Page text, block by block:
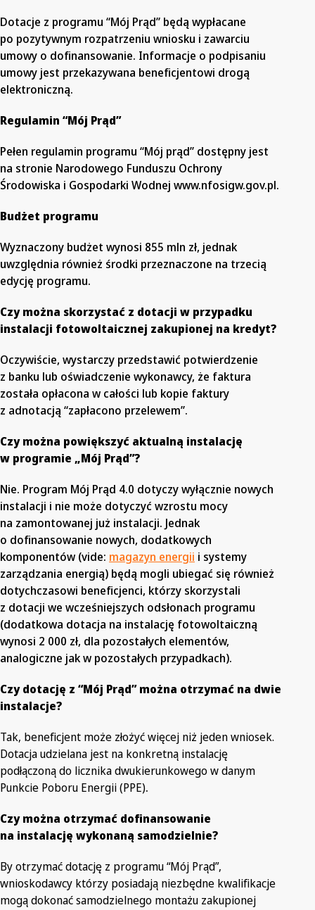
Dotacje z programu “Mój Prąd” będą wypłacane
po pozytywnym rozpatrzeniu wniosku i zawarciu
umowy o dofinansowanie. Informacje o podpisaniu
umowy jest przekazywana beneficjentowi drogą
elektroniczną.
Regulamin “Mój Prąd”
Pełen regulamin programu “Mój prąd” dostępny jest
na stronie Narodowego Funduszu Ochrony
Środowiska i Gospodarki Wodnej www.nfosigw.gov.pl.
Budżet programu
Wyznaczony budżet wynosi 855 mln zł, jednak
uwzględnia również środki przeznaczone na trzecią
edycję programu.
Czy można skorzystać z dotacji w przypadku
instalacji fotowoltaicznej zakupionej na kredyt?
Oczywiście, wystarczy przedstawić potwierdzenie
z banku lub oświadczenie wykonawcy, że faktura
została opłacona w całości lub kopie faktury
z adnotacją “zapłacono przelewem”.
Czy można powiększyć aktualną instalację
w programie „Mój Prąd”?
Nie. Program Mój Prąd 4.0 dotyczy wyłącznie nowych
instalacji i nie może dotyczyć wzrostu mocy
na zamontowanej już instalacji. Jednak
o dofinansowanie nowych, dodatkowych
komponentów (vide: magazyn energii i systemy
zarządzania energią) będą mogli ubiegać się również
dotychczasowi beneficjenci, którzy skorzystali
z dotacji we wcześniejszych odsłonach programu
(dodatkowa dotacja na instalację fotowoltaiczną
wynosi 2 000 zł, dla pozostałych elementów,
analogiczne jak w pozostałych przypadkach).
Czy dotację z “Mój Prąd” można otrzymać na dwie
instalacje?
Tak, beneficjent może złożyć więcej niż jeden wniosek.
Dotacja udzielana jest na konkretną instalację
podłączoną do licznika dwukierunkowego w danym
Punkcie Poboru Energii (PPE).
Czy można otrzymać dofinansowanie
na instalację wykonaną samodzielnie?
By otrzymać dotację z programu “Mój Prąd”,
wnioskodawcy którzy posiadają niezbędne kwalifikacje
mogą dokonać samodzielnego montażu zakupionej